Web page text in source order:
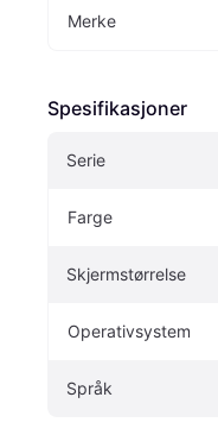
Merke
Spesifikasjoner
Serie
Farge
Skjermstørrelse
Operativsystem
Språk